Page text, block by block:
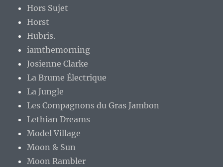
Hors Sujet
Horst
Hubris.
iamthemorning
Josienne Clarke
La Brume Électrique
La Jungle
Les Compagnons du Gras Jambon
Lethian Dreams
Model Village
Moon & Sun
Moon Rambler